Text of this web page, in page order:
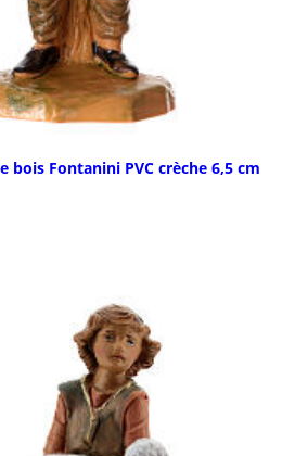
bois Fontanini PVC crèche 6,5 cm